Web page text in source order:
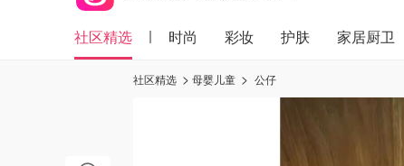
社区精选 时尚 彩妆 护肤 家居厨卫
社区精选 母婴儿童 公仔